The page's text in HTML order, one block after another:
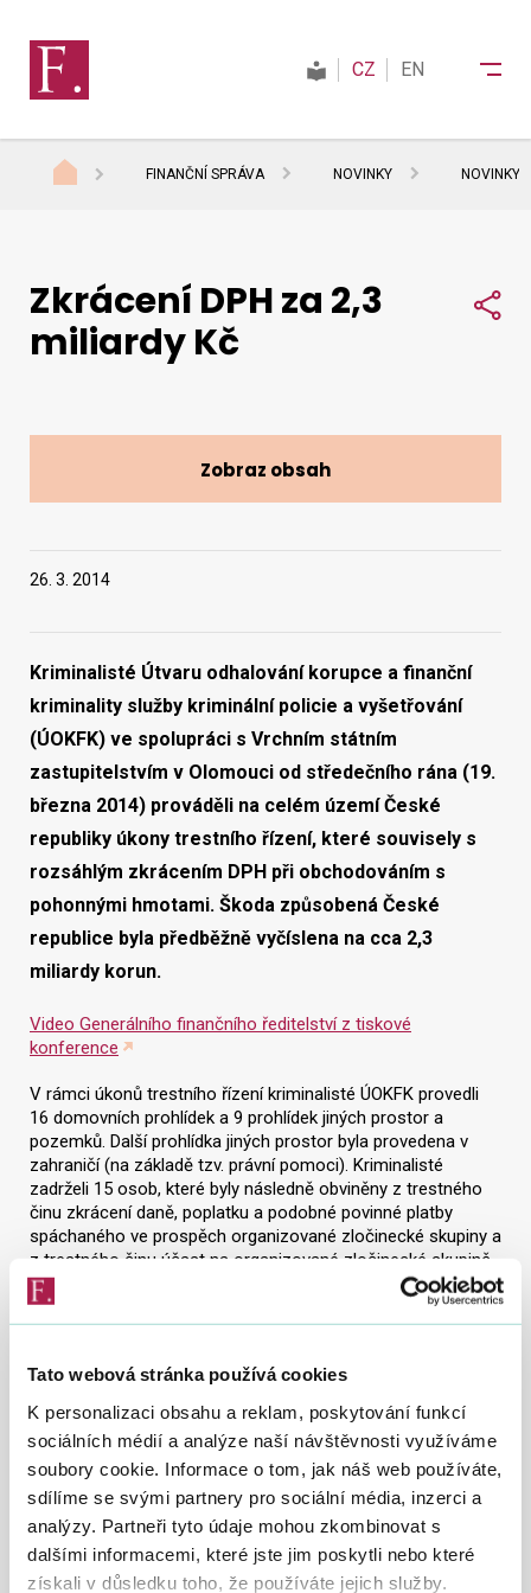
Tato webová stránka používá cookies
K personalizaci obsahu a reklam, poskytování funkcí
sociálních médií a analýze naší návštěvnosti využíváme
soubory cookie. Informace o tom, jak náš web používáte,
sdílíme se svými partnery pro sociální média, inzerci a
analýzy. Partneři tyto údaje mohou zkombinovat s
dalšími informacemi, které jste jim poskytli nebo které
získali v důsledku toho, že používáte jejich služby.
Daně
CZ EN
FINANČNÍ SPRÁVA NOVINKY NOVINKY
26. 3. 2014
Kriminalisté Útvaru odhalování korupce a finanční
kriminality služby kriminální policie a vyšetřování
(ÚOKFK) ve spolupráci s Vrchním státním
zastupitelstvím v Olomouci od středečního rána (19.
března 2014) prováděli na celém území České
republiky úkony trestního řízení, které souvisely s
rozsáhlým zkrácením DPH při obchodováním s
pohonnými hmotami. Škoda způsobená České
republice byla předběžně vyčíslena na cca 2,3
miliardy korun.
Video Generálního finančního ředitelství z tiskové
konference
V rámci úkonů trestního řízení kriminalisté ÚOKFK provedli
16 domovních prohlídek a 9 prohlídek jiných prostor a
pozemků. Další prohlídka jiných prostor byla provedena v
zahraničí (na základě tzv. právní pomoci). Kriminalisté
zadrželi 15 osob, které byly následně obviněny z trestného
činu zkrácení daně, poplatku a podobné povinné platby
spáchaného ve prospěch organizované zločinecké skupiny a
z trestného činu účast na organizované zločinecké skupině.
Státní zástupce Vrchního státního zastupitelství v Olomouci
ve čtvrtek 20. března 2014 podal na všechny obviněné osoby
vazby 13 obviněných.
Podle závěrů kriminalistů měly obviněné osoby, mezi kterými
je i jeden advokát a jeden cizinec, od března 2012 do června
2013 úmyslně krátit daňovou povinnost. K tomuto účelu
měly využívat účelově vytvořeného řetězce nejméně 66
obchodních společností. Do pozic jejich vlastníků a
statutárních zástupců měly být předem instalovány osoby
převážně plnící úlohu tzv. bílých koní, které však tyto
společnosti nikdy neovládaly, neřídily, ani za ně nijak
Zkrácení DPH za 2,3
miliardy Kč
Zobraz obsah